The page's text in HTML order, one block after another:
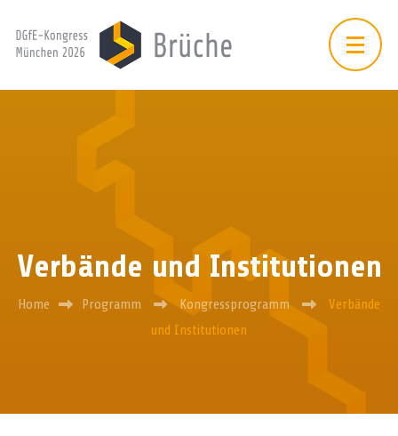
Verbände und Institutionen
Home Programm Kongressprogramm
Verbände
und Institutionen